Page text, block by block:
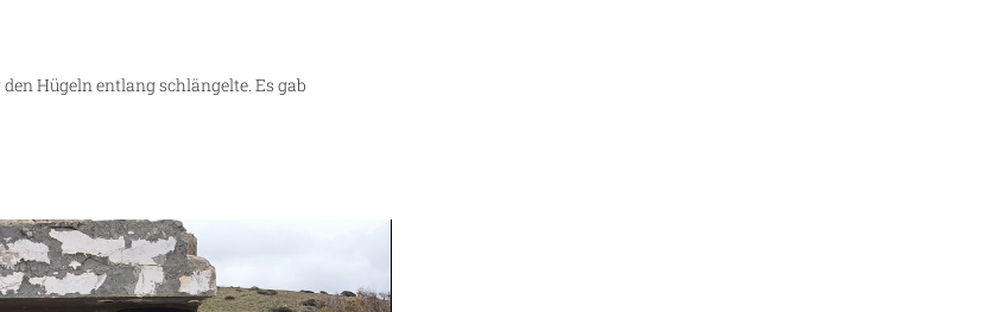
Hügeln entlang schlängelte. Es gab